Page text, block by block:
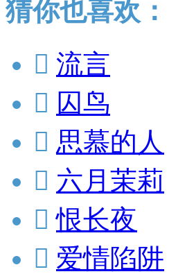
猜你也喜欢：
 流言
 囚鸟
 思慕的人
 六月茉莉
 恨长夜
 爱情陷阱